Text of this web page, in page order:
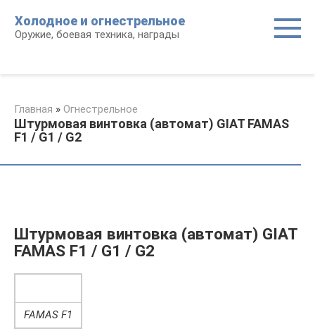
контенту
Холодное и огнестрельное
Оружие, боевая техника, награды
Главная » Огнестрельное
Штурмовая винтовка (автомат) GIAT FAMAS
F1 / G1 / G2
Штурмовая винтовка (автомат) GIAT
FAMAS F1 / G1 / G2
FAMAS F1